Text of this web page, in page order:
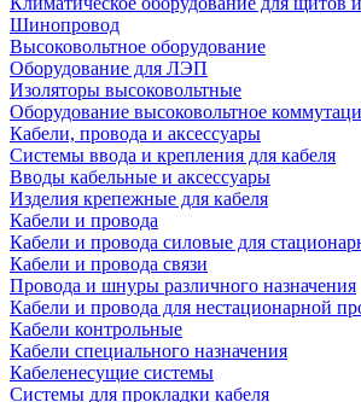
Шинопровод
Высоковольтное оборудование
Оборудование для ЛЭП
Изоляторы высоковольтные
Оборудование высоковольтное
Кабели, провода и аксессуары
Системы ввода и крепления для кабеля
Вводы кабельные и аксессуары
Изделия крепежные для кабеля
Кабели и провода
Кабели и провода силовые для
Кабели и провода связи
Провода и шнуры различного назначения
Кабели и провода для нестационарной
Кабели контрольные
Кабели специального назначения
Кабеленесущие системы
Системы для прокладки кабеля